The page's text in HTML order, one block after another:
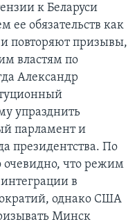
к Беларуси
обязательств как
повторяют призывы,
властям по
Александр
упразднить
парламент и
президентства. По
очевидно, что режим
в
однако США
Минск